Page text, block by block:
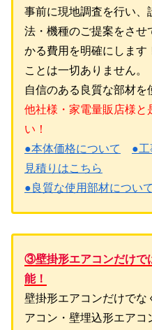
事前に現地調査を行い、
法・機種のご提案をさせ
かる費用を明確にします
ことは一切ありません。
自信のある良質な部材を
他社様・家電量販店様と
い！
●本体価格について
●工
見積りはこちら
●良質な使用部材について
③壁掛形エアコンだけで
能！
壁掛形エアコンだけでな
アコン・壁埋込形エア